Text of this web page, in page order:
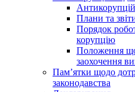
Плани та
Порядок
корупцію
Положення
заохочення
Пам’ятки щодо
законодавства